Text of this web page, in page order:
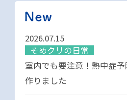
2026.07.15
そめクリの日常
室内でも要注意！熱中症
作りました